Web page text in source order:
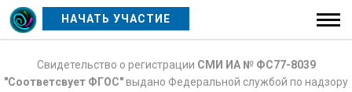
НАЧАТЬ УЧАСТИЕ
Свидетельство о регистрации СМИ ИА № ФС77-8039
"Соответсвует ФГОС"выдано Федеральной службой по надзору